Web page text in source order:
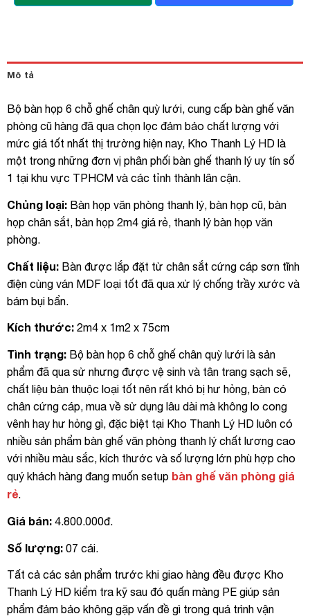
Mô tả
Bộ bàn họp 6 chỗ ghế chân quỳ lưới, cung cấp bàn ghế văn
phòng cũ hàng đã qua chọn lọc đảm bảo chất lượng với
mức giá tốt nhất thị trường hiện nay, Kho Thanh Lý HD là
một trong những đơn vị phân phối bàn ghế thanh lý uy tín số
1 tại khu vực TPHCM và các tỉnh thành lân cận.
Chủng loại: Bàn họp văn phòng thanh lý, bàn họp cũ, bàn
họp chân sắt, bàn họp 2m4 giá rẻ, thanh lý bàn họp văn
phòng.
Chất liệu: Bàn được lắp đặt từ chân sắt cứng cáp sơn tĩnh
điện cùng ván MDF loại tốt đã qua xử lý chống trầy xước và
bám bụi bẩn.
Kích thước: 2m4 x 1m2 x 75cm
Tình trạng: Bộ bàn họp 6 chỗ ghế chân quỳ lưới là sản
phẩm đã qua sử nhưng được vệ sinh và tân trang sạch sẽ,
chất liệu bàn thuộc loại tốt nên rất khó bị hư hỏng, bàn có
chân cứng cáp, mua về sử dụng lâu dài mà không lo cong
vênh hay hư hỏng gì, đặc biệt tại Kho Thanh Lý HD luôn có
nhiều sản phẩm bàn ghế văn phòng thanh lý chất lương cao
với nhiều màu sắc, kích thước và số lượng lớn phù hợp cho
quý khách hàng đang muốn setup bàn ghế văn phòng giá
rẻ.
Giá bán: 4.800.000đ.
Số lượng: 07 cái.
Tất cả các sản phẩm trước khi giao hàng đều được Kho
Thanh Lý HD kiểm tra kỹ sau đó quấn màng PE giúp sản
phẩm đảm bảo không gặp vấn đề gì trong quá trình vận